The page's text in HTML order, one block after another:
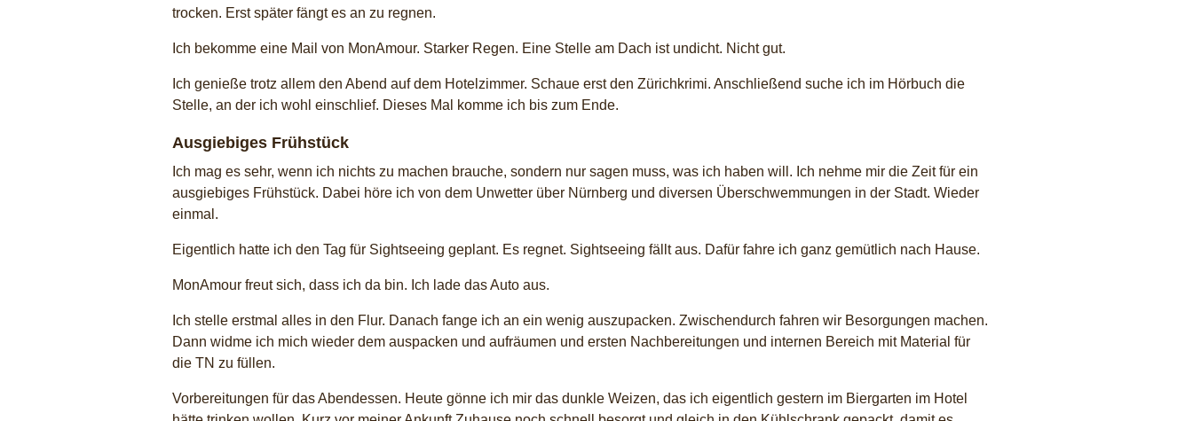
trocken. Erst später fängt es an zu regnen.
Ich bekomme eine Mail von MonAmour. Starker Regen. Eine Stelle am Dach ist undicht. Nicht gut.
Ich genieße trotz allem den Abend auf dem Hotelzimmer. Schaue erst den Zürichkrimi. Anschließend suche ich im Hörbuch die
Stelle, an der ich wohl einschlief. Dieses Mal komme ich bis zum Ende.
Ausgiebiges Frühstück
Ich mag es sehr, wenn ich nichts zu machen brauche, sondern nur sagen muss, was ich haben will. Ich nehme mir die Zeit für ein
ausgiebiges Frühstück. Dabei höre ich von dem Unwetter über Nürnberg und diversen Überschwemmungen in der Stadt. Wieder
einmal.
Eigentlich hatte ich den Tag für Sightseeing geplant. Es regnet. Sightseeing fällt aus. Dafür fahre ich ganz gemütlich nach Hause.
MonAmour freut sich, dass ich da bin. Ich lade das Auto aus.
Ich stelle erstmal alles in den Flur. Danach fange ich an ein wenig auszupacken. Zwischendurch fahren wir Besorgungen machen.
Dann widme ich mich wieder dem auspacken und aufräumen und ersten Nachbereitungen und internen Bereich mit Material für
die TN zu füllen.
Vorbereitungen für das Abendessen. Heute gönne ich mir das dunkle Weizen, das ich eigentlich gestern im Biergarten im Hotel